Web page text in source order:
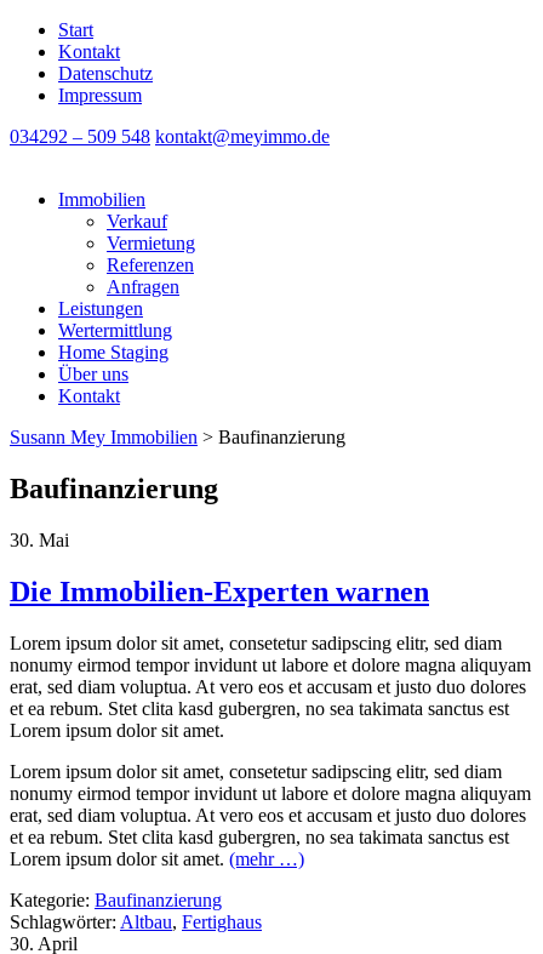
Start
Kontakt
Datenschutz
Impressum
034292 – 509 548 kontakt@meyimmo.de
Immobilien
Verkauf
Vermietung
Referenzen
Anfragen
Leistungen
Wertermittlung
Home Staging
Über uns
Kontakt
Susann Mey Immobilien > Baufinanzierung
Baufinanzierung
30. Mai
Die Immobilien-Experten warnen
Lorem ipsum dolor sit amet, consetetur sadipscing elitr, sed diam
nonumy eirmod tempor invidunt ut labore et dolore magna aliquyam
erat, sed diam voluptua. At vero eos et accusam et justo duo dolores
et ea rebum. Stet clita kasd gubergren, no sea takimata sanctus est
Lorem ipsum dolor sit amet.
Lorem ipsum dolor sit amet, consetetur sadipscing elitr, sed diam
nonumy eirmod tempor invidunt ut labore et dolore magna aliquyam
erat, sed diam voluptua. At vero eos et accusam et justo duo dolores
et ea rebum. Stet clita kasd gubergren, no sea takimata sanctus est
Lorem ipsum dolor sit amet. (mehr …)
Kategorie: Baufinanzierung
Schlagwörter: Altbau, Fertighaus
30. April